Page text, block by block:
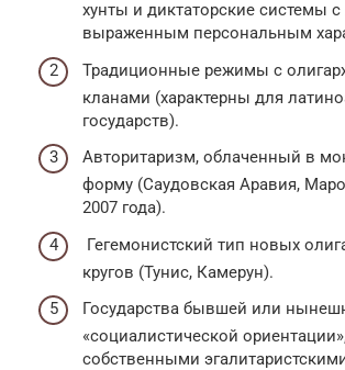
хунты и диктаторские системы с
выраженным персональным
Традиционные режимы с
кланами (характерны для
государств).
Авторитаризм, облаченный в
форму (Саудовская Аравия,
2007 года).
Гегемонистский тип новых
кругов (Тунис, Камерун).
Государства бывшей или
«социалистической
собственными